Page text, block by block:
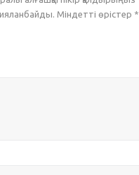
Міндетті өрістер *